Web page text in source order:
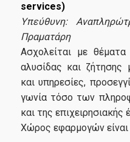
services)
Υπεύθυνη:
Πραματάρη
Ασχολείται με θέματα
αλυσίδας και ζήτησης
και υπηρεσίες,
γωνία τόσο των
και της επιχειρησιακής
Χώρος εφαρμογών είναι